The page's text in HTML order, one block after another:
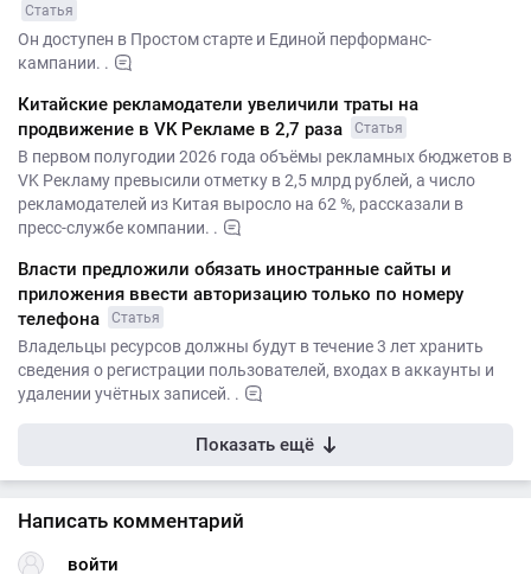
Статья
Он доступен в Простом старте и Единой перформанс-
кампании. .
Китайские рекламодатели увеличили траты на
продвижение в VK Рекламе в 2,7 раза
Статья
В первом полугодии 2026 года объёмы рекламных бюджетов в
VK Рекламу превысили отметку в 2,5 млрд рублей, а число
рекламодателей из Китая выросло на 62 %, рассказали в
пресс-службе компании. .
Власти предложили обязать иностранные сайты и
приложения ввести авторизацию только по номеру
телефона
Статья
Владельцы ресурсов должны будут в течение 3 лет хранить
сведения о регистрации пользователей, входах в аккаунты и
удалении учётных записей. .
Показать ещё
Написать комментарий
войти